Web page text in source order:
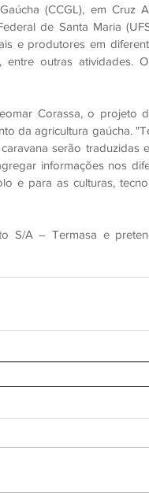
(CCGL), em Cruz
de Santa Maria
e produtores em
outras atividades.
Corassa, o projeto
da agricultura gaúcha.
serão traduzidas
informações nos
e para as culturas,
S/A – Termasa e